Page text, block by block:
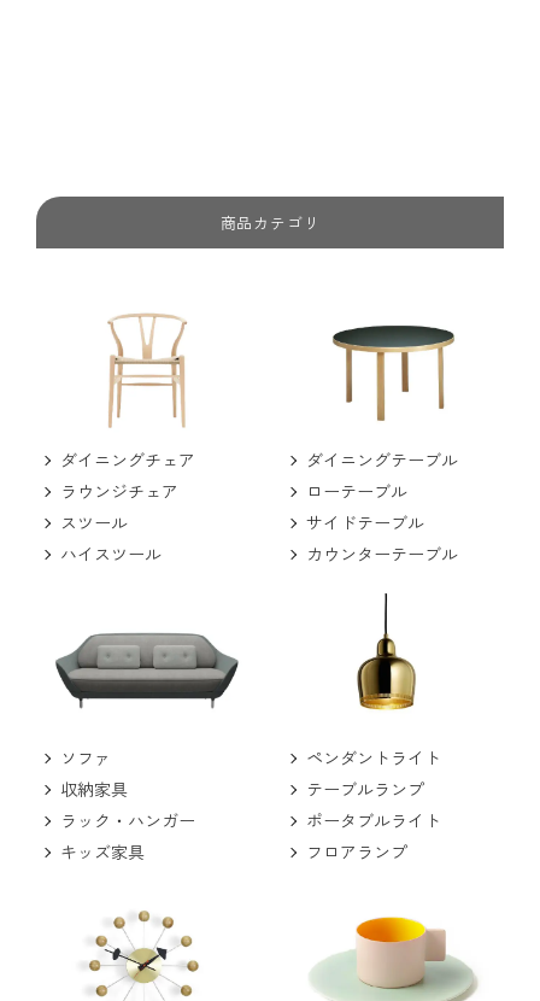
商品カテゴリ
ダイニングチェア
ラウンジチェア
スツール
ハイスツール
ダイニングテーブル
ローテーブル
サイドテーブル
カウンターテーブル
ソファ
収納家具
ラック・ハンガー
キッズ家具
ペンダントライト
テーブルランプ
ポータブルライト
フロアランプ